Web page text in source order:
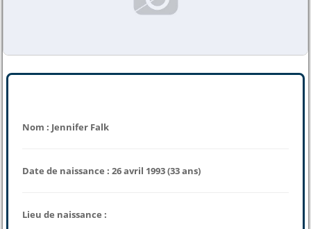
Nom : Jennifer Falk
Date de naissance : 26 avril 1993 (33 ans)
Lieu de naissance :